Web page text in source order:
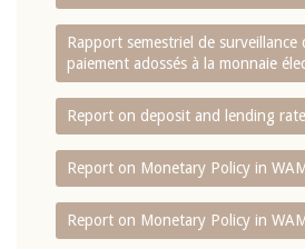
Rapport semestriel de surveillance
paiement adossés à la monnaie
Report on deposit and lending
Report on Monetary Policy in
Report on Monetary Policy in